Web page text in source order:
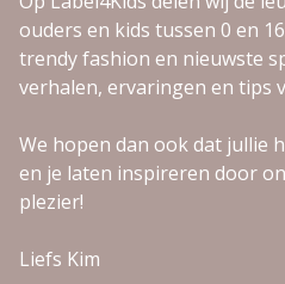
ouders en kids tussen 0 en
trendy fashion en nieuwste
verhalen, ervaringen en tips
We hopen dan ook dat jullie
en je laten inspireren door
plezier!
Liefs Kim